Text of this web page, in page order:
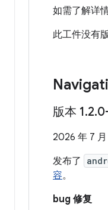
如需了解详
此工件没有
版本 1.2.
2026 年 7 月
发布了
容。
bug 修复